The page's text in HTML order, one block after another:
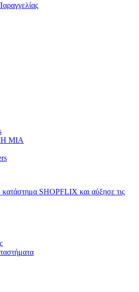
ΜΙΑ
κατάστημα SHOPFLIX και αύξησε τις